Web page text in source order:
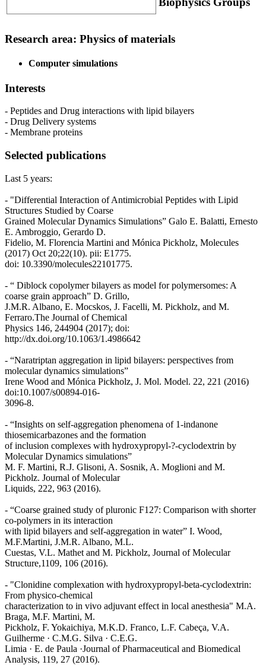
Research area: Physics of materials
Computer simulations
Interests
- Peptides and Drug interactions with lipid bilayers
- Drug Delivery systems
- Membrane proteins
Selected publications
Last 5 years:
- "Differential Interaction of Antimicrobial Peptides with Lipid
Structures Studied by Coarse
Grained Molecular Dynamics Simulations” Galo E. Balatti, Ernesto
E. Ambroggio, Gerardo D.
Fidelio, M. Florencia Martini and Mónica Pickholz, Molecules
(2017) Oct 20;22(10). pii: E1775.
doi: 10.3390/molecules22101775.
- “ Diblock copolymer bilayers as model for polymersomes: A
coarse grain approach” D. Grillo,
J.M.R. Albano, E. Mocskos, J. Facelli, M. Pickholz, and M.
Ferraro.The Journal of Chemical
Physics 146, 244904 (2017); doi:
http://dx.doi.org/10.1063/1.4986642
- “Naratriptan aggregation in lipid bilayers: perspectives from
molecular dynamics simulations”
Irene Wood and Mónica Pickholz, J. Mol. Model. 22, 221 (2016)
doi:10.1007/s00894-016-
3096-8.
- “Insights on self-aggregation phenomena of 1-indanone
thiosemicarbazones and the formation
of inclusion complexes with hydroxypropyl-?-cyclodextrin by
Molecular Dynamics simulations”
M. F. Martini, R.J. Glisoni, A. Sosnik, A. Moglioni and M.
Pickholz. Journal of Molecular
Liquids, 222, 963 (2016).
- “Coarse grained study of pluronic F127: Comparison with shorter
co-polymers in its interaction
with lipid bilayers and self-aggregation in water” I. Wood,
M.F.Martini, J.M.R. Albano, M.L.
Cuestas, V.L. Mathet and M. Pickholz, Journal of Molecular
Structure,1109, 106 (2016).
- "Clonidine complexation with hydroxypropyl-beta-cyclodextrin:
From physico-chemical
characterization to in vivo adjuvant effect in local anesthesia" M.A.
Braga, M.F. Martini, M.
Pickholz, F. Yokaichiya, M.K.D. Franco, L.F. Cabeça, V.A.
Guilherme · C.M.G. Silva · C.E.G.
Limia · E. de Paula ·Journal of Pharmaceutical and Biomedical
Analysis, 119, 27 (2016).